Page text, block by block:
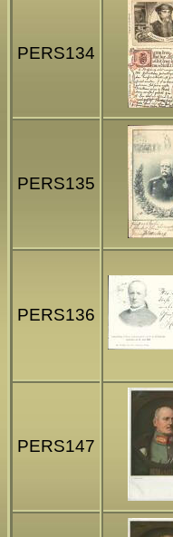
PERS134
PERS135
PERS136
PERS147